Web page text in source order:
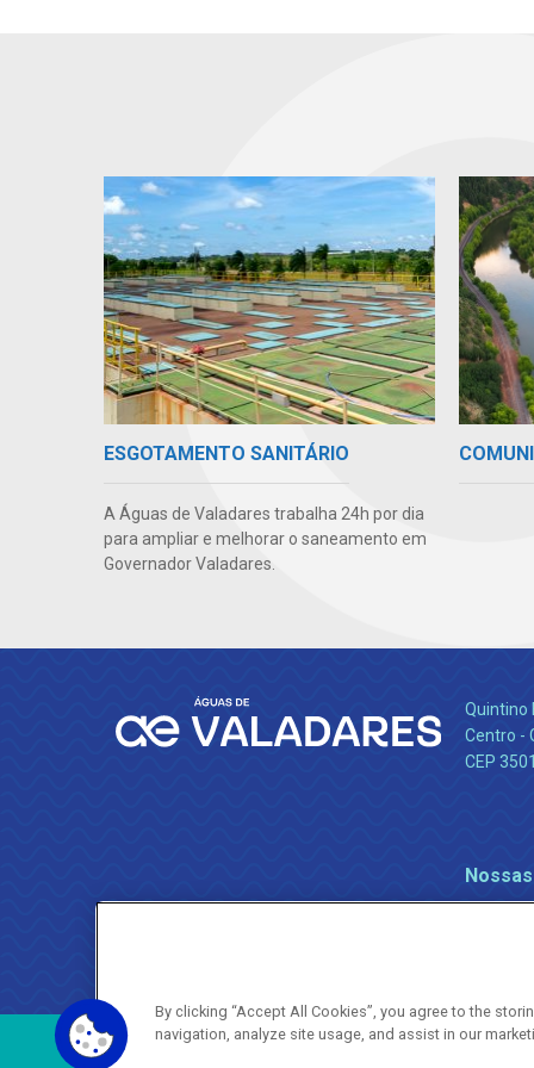
ESGOTAMENTO SANITÁRIO
A Águas de Valadares trabalha 24h por dia
para ampliar e melhorar o saneamento em
Governador Valadares.
Quintino
Centro -
CEP
By clicking “Accept All Cookies”, you agree to the
navigation, analyze site usage, and assist in our